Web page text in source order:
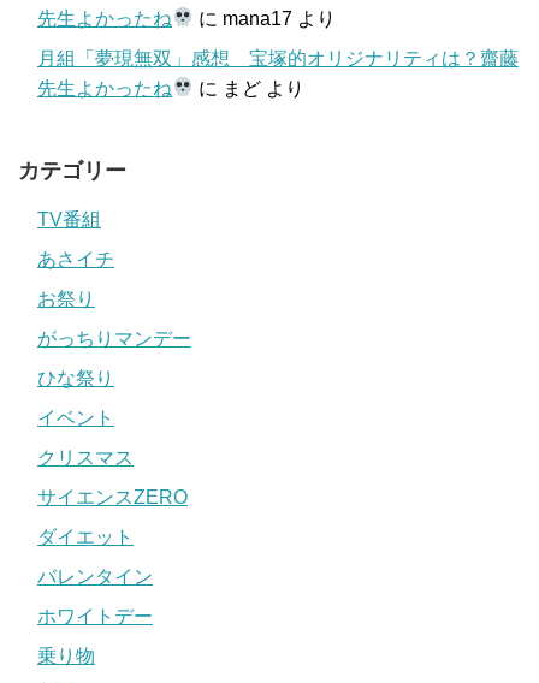
先生よかったね
に mana17 より
月組「夢現無双」感想 宝塚的オリジナリティは？齋藤
先生よかったね
に まど より
カテゴリー
TV番組
あさイチ
お祭り
がっちりマンデー
ひな祭り
イベント
クリスマス
サイエンスZERO
ダイエット
バレンタイン
ホワイトデー
乗り物